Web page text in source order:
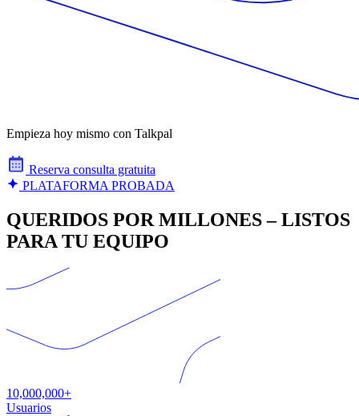
Empieza hoy mismo con Talkpal
Reserva consulta gratuita
PLATAFORMA PROBADA
QUERIDOS POR MILLONES – LISTOS
PARA TU EQUIPO
10,000,000+
Usuarios